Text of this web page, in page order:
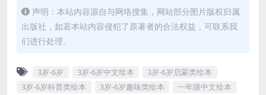
声明：本站内容源自与网络搜集，网站部分图片版权归属
出版社，如若本站内容侵犯了原著者的合法权益，可联系我
们进行处理。
3岁-6岁 3岁-6岁中文绘本
3岁-6岁启蒙类绘本
3岁-6岁科普类绘本
3岁-6岁趣味类绘本
一年级中文绘本